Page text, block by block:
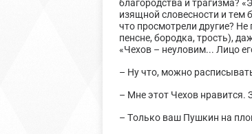
благородства и трагизма?
изящной словесности и тем
что просмотрели другие?
пенсне, бородка, трость),
«Чехов – неуловим... Лицо
– Ну что, можно
– Мне этот Чехов нравится.
– Только ваш Пушкин на